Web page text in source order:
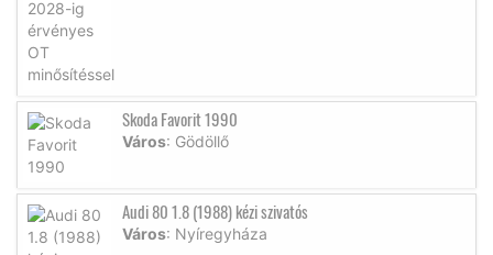
Skoda Favorit 1990
Város: Gödöllő
Audi 80 1.8 (1988) kézi szivatós
Város: Nyíregyháza